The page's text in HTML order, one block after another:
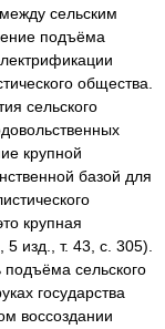
сельским
подъёма
общества.
сельского
крупной
базой для
крупная
изд., т. 43, с. 305).
сельского
государства
воссоздании